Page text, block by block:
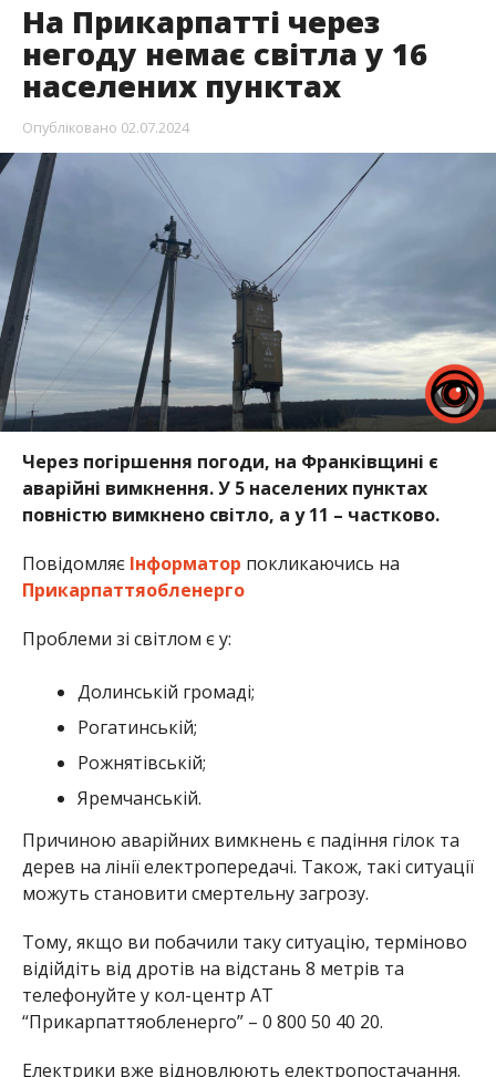
На Прикарпатті через
негоду немає світла у 16
населених пунктах
Опубліковано 02.07.2024
Через погіршення погоди, на Франківщині є
аварійні вимкнення. У 5 населених пунктах
повністю вимкнено світло, а у 11 – частково.
Повідомляє Інформатор покликаючись на
Прикарпаттяобленерго
Проблеми зі світлом є у:
Долинській громаді;
Рогатинській;
Рожнятівській;
Яремчанській.
Причиною аварійних вимкнень є падіння гілок та
дерев на лінії електропередачі. Також, такі ситуації
можуть становити смертельну загрозу.
Тому, якщо ви побачили таку ситуацію, терміново
відійдіть від дротів на відстань 8 метрів та
телефонуйте у кол-центр АТ
“Прикарпаттяобленерго” – 0 800 50 40 20.
Електрики вже відновлюють електропостачання.